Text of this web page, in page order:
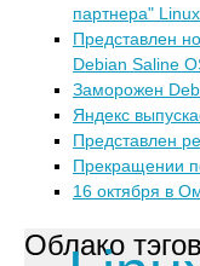
партнера"
Представлен
Debian Saline
Заморожен
Яндекс
Представлен
Прекращении
16 октября в
Облако тэгов